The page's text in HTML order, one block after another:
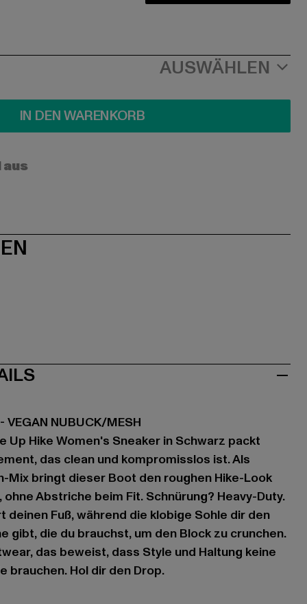
AUSWÄHLEN
IN DEN WARENKORB
VEGAN NUBUCK/MESH
Up Hike Women's Sneaker in Schwarz packt
das clean und kompromisslos ist. Als
Mix bringt dieser Boot den roughen Hike-Look
Abstriche beim Fit. Schnürung? Heavy-Duty.
deinen Fuß, während die klobige Sohle dir den
gibt, die du brauchst, um den Block zu crunchen.
das beweist, dass Style und Haltung keine
brauchen. Hol dir den Drop.